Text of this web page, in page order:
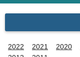
2022 2021 2020